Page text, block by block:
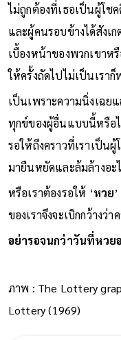
ไม่ถูกต้องที่เธอเป็นผู้โช
และผู้คนรอบข้างได้สังเ
เบื้องหน้าของพวกเขาห
ให้ครั้งถัดไปไม่เป็นเราก็
เป็นเพราะความนิ่งเฉย
ทุกข์ของผู้อื่นแบบนี้หรือ
รอให้ถึงคราวที่เราเป็น
มายืนหยัดและล้มล้างอะ
หรือเราต้องรอให้ ‘หวย
ของเราจึงจะเบิกกว้างว่า
อย่ารอจนกว่าวันที่หวย
ภาพ : The Lottery
Lottery (1969)